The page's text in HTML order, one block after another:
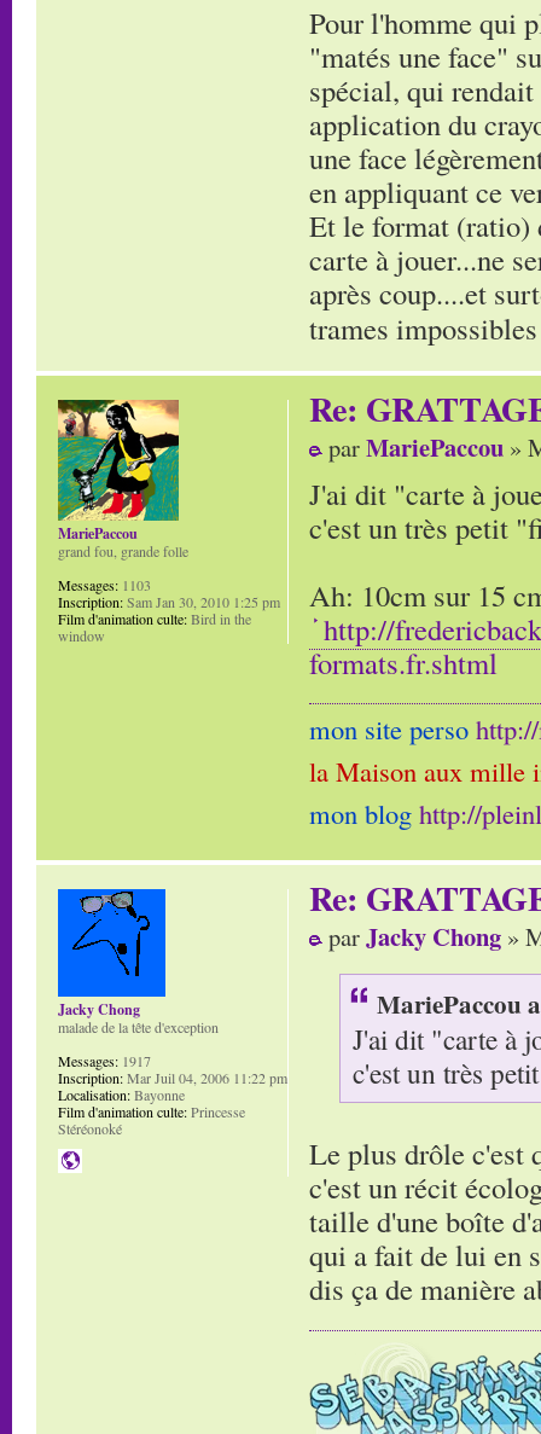
Pour l'homme qui
"matés une face"
spécial, qui
application du
une face
en appliquant ce
Et le format (ratio)
carte à jouer...ne
après coup....et
trames
Re:
parMariePaccou »
J'ai dit "carte à
c'est un très petit
Ah: 10cm sur 15
http://
formats.fr.shtml
mon site perso
la Maison aux mille
mon blog http://
MariePaccou
grand fou, grande folle
Messages: 1103
Inscription:Sam Jan 30, 2010 1:25 pm
Film d'animation culte:Bird in the
window
Re:
parJacky Chong »
MariePaccou
J'ai dit "carte à
c'est un très
Le plus drôle c'est
c'est un récit
taille d'une boîte
qui a fait de lui en
dis ça de manière
Jacky Chong
malade de la tête d'exception
Messages: 1917
Inscription:Mar Juil 04, 2006 11:22 pm
Localisation:Bayonne
Film d'animation culte:Princesse
Stéréonoké